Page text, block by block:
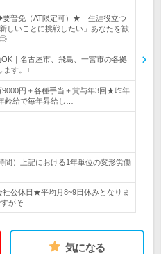
要普免（AT限定可）★「生涯役立つ
しいことに挑戦したい」あなたを歓
◎
OK｜名古屋市、飛島、一宮市の各拠
ます。 □…
9000円＋各種手当＋賞与年3回★昨年
齢給で毎年昇給し…
間）上記における1年単位の変形労働
公休日★平均月8~9日休みとなりま
がそ…
気になる